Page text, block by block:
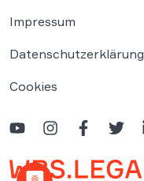
Impressum
Datenschutzerklärung
Cookies